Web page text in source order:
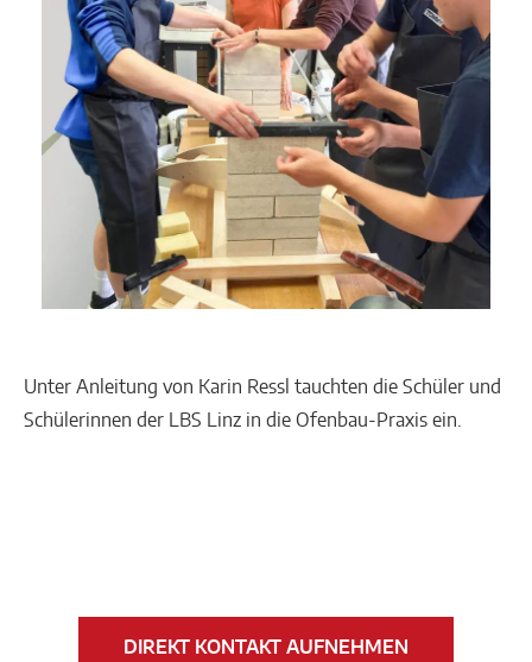
Unter Anleitung von Karin Ressl tauchten die Schüler und
Schülerinnen der LBS Linz in die Ofenbau-Praxis ein.
DIREKT KONTAKT AUFNEHMEN